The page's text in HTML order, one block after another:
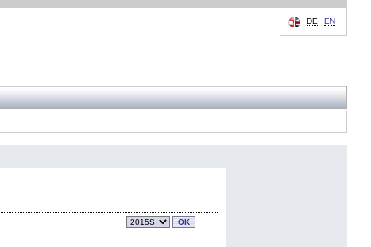
DE EN